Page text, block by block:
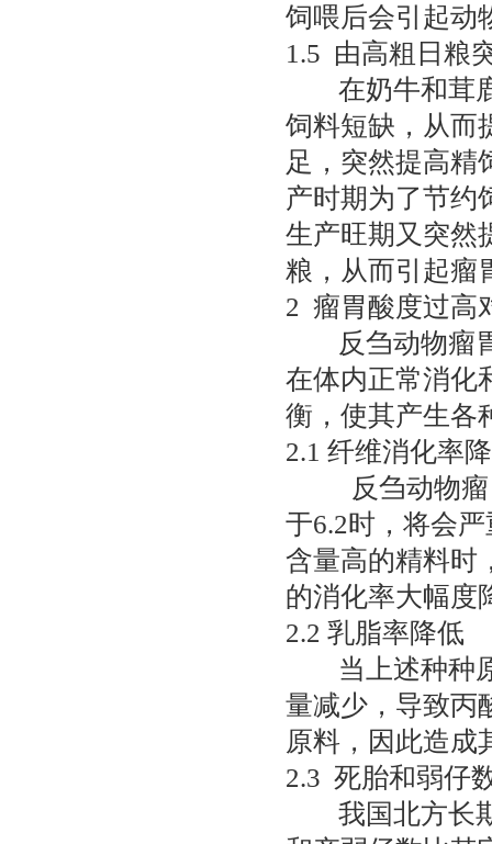
饲喂后会引起动
1.5 由高粗日粮
在奶牛和茸鹿
饲料短缺，从而
足，突然提高精
产时期为了节约
生产旺期又突然
粮，从而引起瘤
2 瘤胃酸度过高
反刍动物瘤胃
在体内正常消化
衡，使其产生各
2.1 纤维消化率
反刍动物瘤胃
于6.2时，将会
含量高的精料时
的消化率大幅度
2.2 乳脂率降低
当上述种种原
量减少，导致丙
原料，因此造成
2.3 死胎和弱仔
我国北方长期